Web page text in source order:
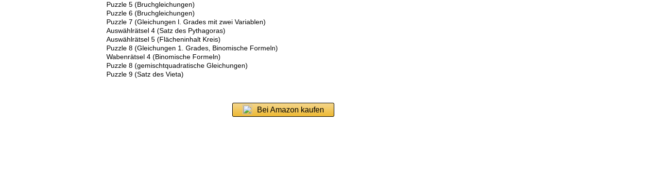
Puzzle 5 (Bruchgleichungen)
Puzzle 6 (Bruchgleichungen)
Puzzle 7 (Gleichungen l. Grades mit zwei Variablen)
Auswählrätsel 4 (Satz des Pythagoras)
Auswählrätsel 5 (Flächeninhalt Kreis)
Puzzle 8 (Gleichungen 1. Grades, Binomische Formeln)
Wabenrätsel 4 (Binomische Formeln)
Puzzle 8 (gemischtquadratische Gleichungen)
Puzzle 9 (Satz des Vieta)
Bei Amazon kaufen